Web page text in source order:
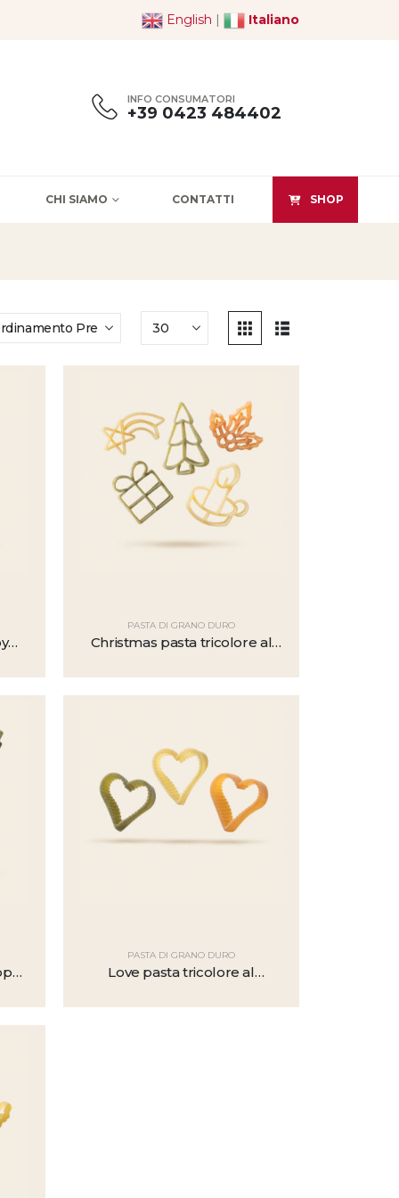
English | Italiano
INFO CONSUMATORI
+39 0423 484402
CHI SIAMO CONTATTI SHOP
PASTA DI GRANO DURO
Christmas pasta tricolore al
PASTA DI GRANO DURO
Love pasta tricolore al